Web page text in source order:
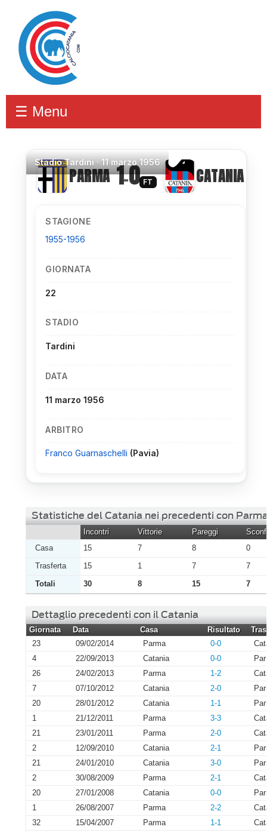
☰ Menu
StadioTardini ·11 marzo 1956
PARMA 1–0 FT CATANIA
STAGIONE
1955-1956
GIORNATA
22
STADIO
Tardini
DATA
11 marzo 1956
ARBITRO
Franco Guarnaschelli (Pavia)
Statistiche del Catania nei precedenti con
Incontri Vittorie Pareggi
Casa
15 7 8
0
Trasferta
15 1 7
7
Totali
30 8 15 7
Dettaglio precedenti con il Catania
Giornata Data Casa Risultato
23
09/02/2014 Parma 0-0
4
22/09/2013 Catania 0-0
26
24/02/2013 Parma 1-2
7
07/10/2012 Catania 2-0
20
28/01/2012 Catania 1-1
1
21/12/2011 Parma 3-3
21
23/01/2011 Parma 2-0
2
12/09/2010 Catania 2-1
21
24/01/2010 Catania 3-0
2
30/08/2009 Parma 2-1
20
27/01/2008 Catania 0-0
1
26/08/2007 Parma 2-2
32
15/04/2007 Parma 1-1